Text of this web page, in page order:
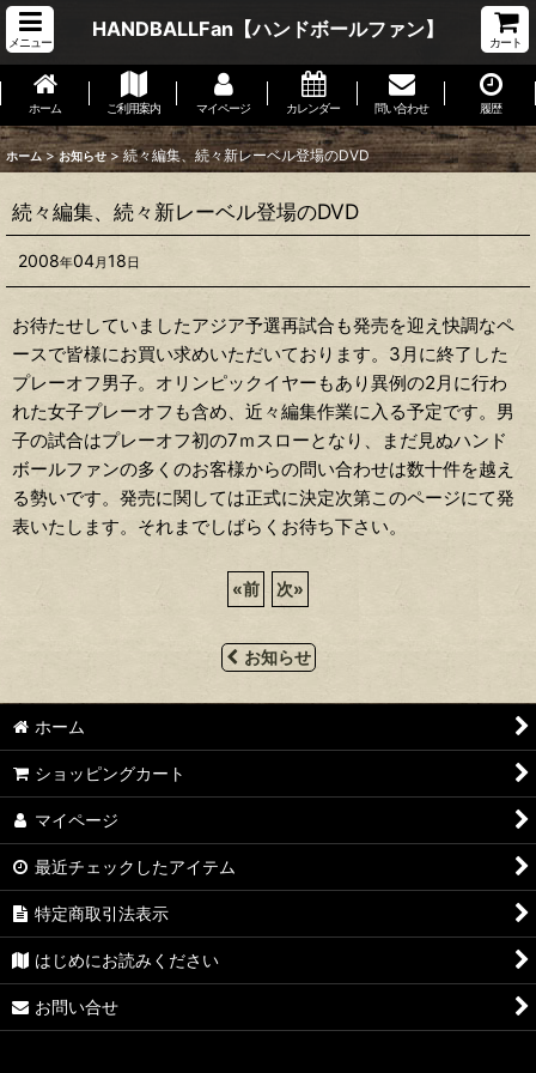
メニュー
HANDBALLFan【ハンドボールファン】
カート
ホーム ご利用案内 マイページ カレンダー 問い合わせ 履歴
ホーム > お知らせ > 続々編集、続々新レーベル登場のDVD
続々編集、続々新レーベル登場のDVD
2008年04月18日
お待たせしていましたアジア予選再試合も発売を迎え快調なペ
ースで皆様にお買い求めいただいております。3月に終了した
プレーオフ男子。オリンピックイヤーもあり異例の2月に行わ
れた女子プレーオフも含め、近々編集作業に入る予定です。男
子の試合はプレーオフ初の7ｍスローとなり、まだ見ぬハンド
ボールファンの多くのお客様からの問い合わせは数十件を越え
る勢いです。発売に関しては正式に決定次第このページにて発
表いたします。それまでしばらくお待ち下さい。
«前 次»
お知らせ
ホーム
ショッピングカート
マイページ
最近チェックしたアイテム
特定商取引法表示
はじめにお読みください
お問い合せ